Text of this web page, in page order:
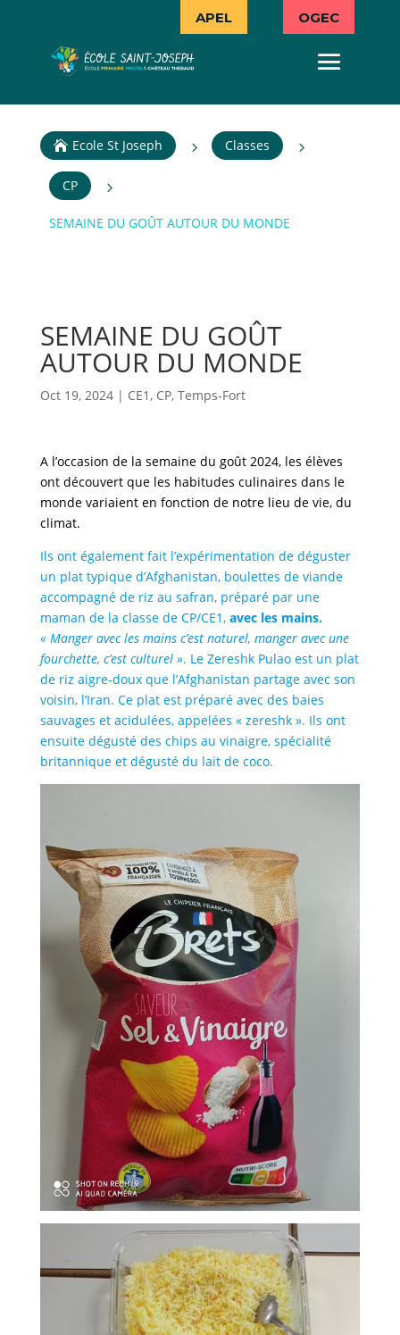
APEL OGEC
 Ecole St Joseph 5 Classes 5
CP 5
SEMAINE DU GOÛT AUTOUR DU MONDE
SEMAINE DU GOÛT
AUTOUR DU MONDE
Oct 19, 2024| CE1, CP, Temps-Fort
A l’occasion de la semaine du goût 2024, les élèves
ont découvert que les habitudes culinaires dans le
monde variaient en fonction de notre lieu de vie, du
climat.
Ils ont également fait l’expérimentation de déguster
un plat typique d’Afghanistan, boulettes de viande
accompagné de riz au safran, préparé par une
maman de la classe de CP/CE1, avec les mains.
« Manger avec les mains c’est naturel, manger avec une
fourchette, c’est culturel ». Le Zereshk Pulao est un plat
de riz aigre-doux que l’Afghanistan partage avec son
voisin, l’Iran. Ce plat est préparé avec des baies
sauvages et acidulées, appelées « zereshk ». Ils ont
ensuite dégusté des chips au vinaigre, spécialité
britannique et dégusté du lait de coco.